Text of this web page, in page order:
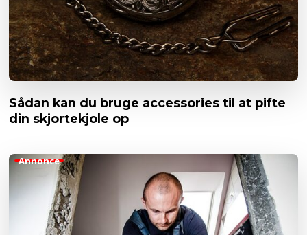
Sådan kan du bruge accessories til at pifte
din skjortekjole op
Annonce